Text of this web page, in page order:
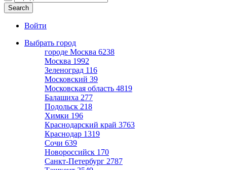
Войти
Выбрать город
городе Москва 6238
Москва 1992
Зеленоград 116
Московский 39
Московская область 4819
Балашиха 277
Подольск 218
Химки 196
Краснодарский край 3763
Краснодар 1319
Сочи 639
Новороссийск 170
Санкт-Петербург 2787